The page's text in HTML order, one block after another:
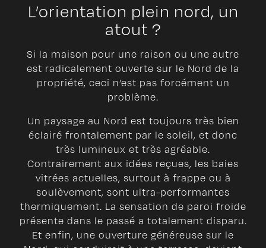
L’orientation plein nord, un
atout ?
Si la maison pour une raison ou une autre
est radicalement ouverte sur le Nord de la
propriété, ceci n’est pas forcément un
problème.
Un paysage au Nord est toujours très bien
éclairé frontalement par le soleil, et donc
très lumineux et très agréable.
Contrairement aux idées reçues, les baies
vitrées actuelles, surtout à frappe ou à
soulèvement, sont ultra-performantes
thermiquement. La sensation de paroi froide
présente dans le passé a totalement disparu.
Et enfin, une ouverture généreuse sur le